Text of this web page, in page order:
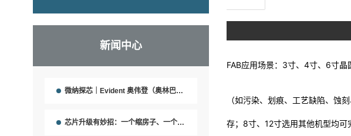
新闻中心
微纳探芯｜Evident 奥伟登（奥林巴斯）三大主力显微设备
芯片升级有妙招：一个缩房子、一个修道路
FAB应用场景：3寸、4寸、6寸
（如污染、划痕、工艺缺陷、蚀
存；8寸、12寸选用其他机型均可